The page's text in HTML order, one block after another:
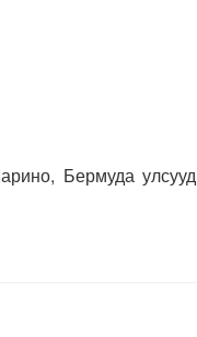
Бермуда улсууд